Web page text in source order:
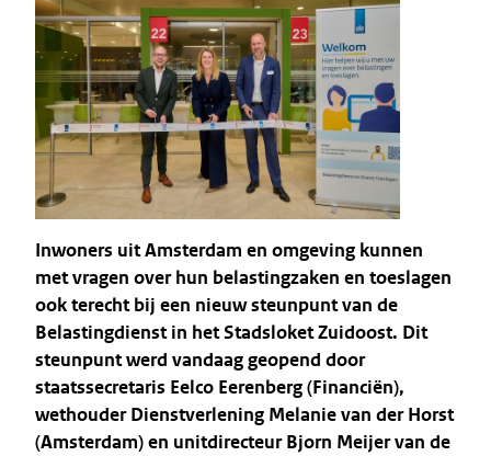
Inwoners uit Amsterdam en omgeving kunnen
met vragen over hun belastingzaken en toeslagen
ook terecht bij een nieuw steunpunt van de
Belastingdienst in het Stadsloket Zuidoost. Dit
steunpunt werd vandaag geopend door
staatssecretaris Eelco Eerenberg (Financiën),
wethouder Dienstverlening Melanie van der Horst
(Amsterdam) en unitdirecteur Bjorn Meijer van de